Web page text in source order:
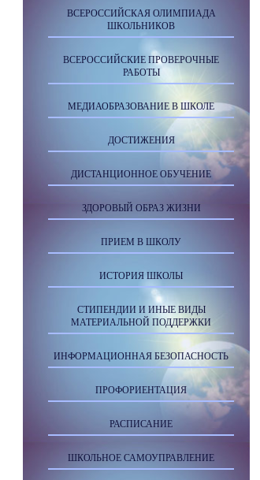
ВСЕРОССИЙСКАЯ ОЛИМПИАДА
ШКОЛЬНИКОВ
ВСЕРОССИЙСКИЕ ПРОВЕРОЧНЫЕ
РАБОТЫ
МЕДИАОБРАЗОВАНИЕ В ШКОЛЕ
ДОСТИЖЕНИЯ
ДИСТАНЦИОННОЕ ОБУЧЕНИЕ
ЗДОРОВЫЙ ОБРАЗ ЖИЗНИ
ПРИЕМ В ШКОЛУ
ИСТОРИЯ ШКОЛЫ
СТИПЕНДИИ И ИНЫЕ ВИДЫ
МАТЕРИАЛЬНОЙ ПОДДЕРЖКИ
ИНФОРМАЦИОННАЯ БЕЗОПАСНОСТЬ
ПРОФОРИЕНТАЦИЯ
РАСПИСАНИЕ
ШКОЛЬНОЕ САМОУПРАВЛЕНИЕ